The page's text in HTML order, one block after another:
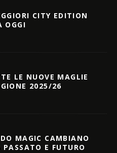
CITY EDITION
OGGI
LE NUOVE MAGLIE
2025/26
MAGIC CAMBIANO
E FUTURO